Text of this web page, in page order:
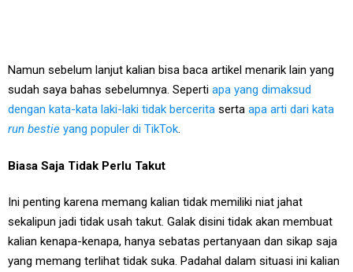
Namun sebelum lanjut kalian bisa baca artikel menarik lain yang
sudah saya bahas sebelumnya. Seperti apa yang dimaksud
dengan kata-kata laki-laki tidak bercerita serta apa arti dari kata
run bestie yang populer di TikTok
Biasa Saja Tidak Perlu Takut
Ini penting karena memang kalian tidak memiliki niat jahat
sekalipun jadi tidak usah takut. Galak disini tidak akan membuat
kalian kenapa-kenapa, hanya sebatas pertanyaan dan sikap saja
yang memang terlihat tidak suka. Padahal dalam situasi ini kalian